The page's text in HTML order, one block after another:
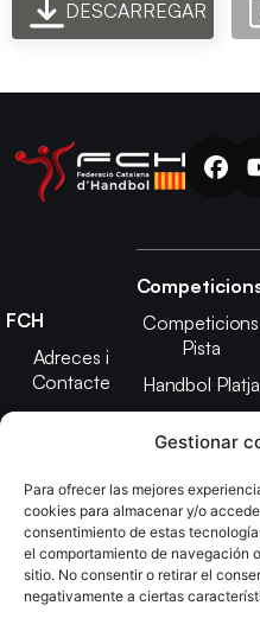
Gestionar
Para ofrecer las mejores
cookies para almacenar y/o
consentimiento de estas
el comportamiento de navegación
sitio. No consentir o retirar el
negativamente a ciertas
DESCARREGAR
FCH
Adreces i
Contacte
Junta Directiva
2025
Estatuts
Transparència
Imatge
Competicions
Pista
Handbol Platja